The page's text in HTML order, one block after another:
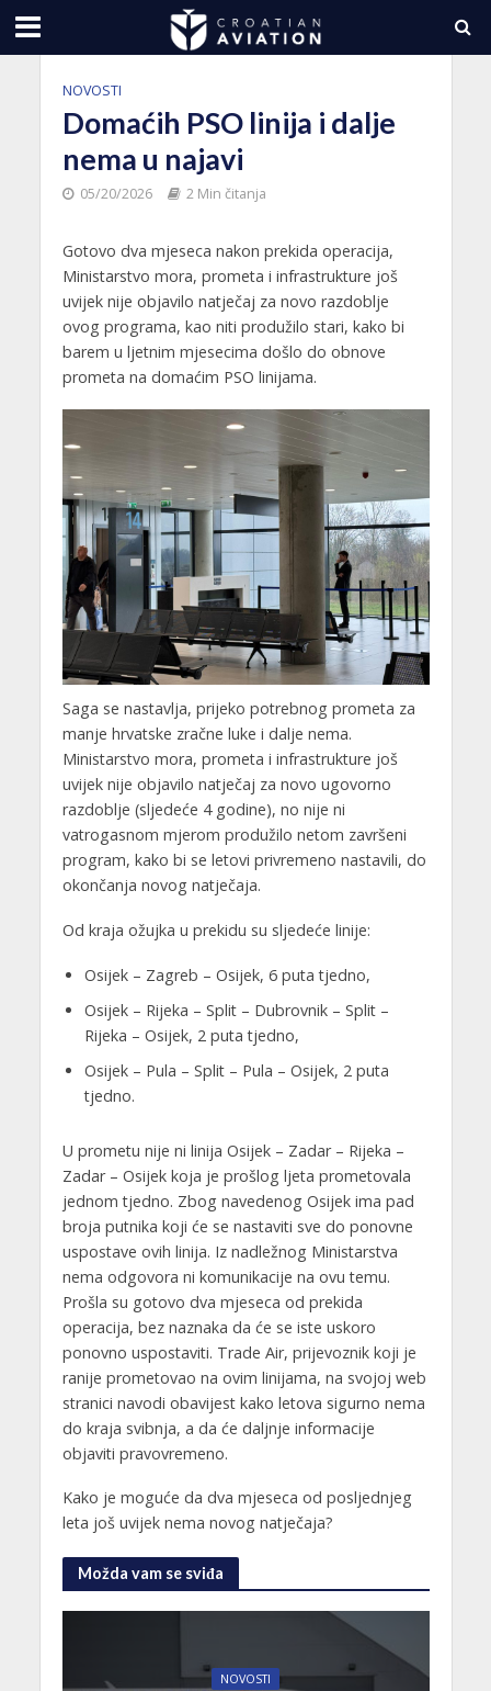
NOVOSTI
Domaćih PSO linija i dalje
nema u najavi
05/20/2026 2 Min čitanja
Gotovo dva mjeseca nakon prekida operacija,
Ministarstvo mora, prometa i infrastrukture još
uvijek nije objavilo natječaj za novo razdoblje
ovog programa, kao niti produžilo stari, kako bi
barem u ljetnim mjesecima došlo do obnove
prometa na domaćim PSO linijama.
Saga se nastavlja, prijeko potrebnog prometa za
manje hrvatske zračne luke i dalje nema.
Ministarstvo mora, prometa i infrastrukture još
uvijek nije objavilo natječaj za novo ugovorno
razdoblje (sljedeće 4 godine), no nije ni
vatrogasnom mjerom produžilo netom završeni
program, kako bi se letovi privremeno nastavili, do
okončanja novog natječaja.
Od kraja ožujka u prekidu su sljedeće linije:
Osijek – Zagreb – Osijek, 6 puta tjedno,
Osijek – Rijeka – Split – Dubrovnik – Split –
Rijeka – Osijek, 2 puta tjedno,
Osijek – Pula – Split – Pula – Osijek, 2 puta
tjedno.
U prometu nije ni linija Osijek – Zadar – Rijeka –
Zadar – Osijek koja je prošlog ljeta prometovala
jednom tjedno. Zbog navedenog Osijek ima pad
broja putnika koji će se nastaviti sve do ponovne
uspostave ovih linija. Iz nadležnog Ministarstva
nema odgovora ni komunikacije na ovu temu.
Prošla su gotovo dva mjeseca od prekida
operacija, bez naznaka da će se iste uskoro
ponovno uspostaviti. Trade Air, prijevoznik koji je
ranije prometovao na ovim linijama, na svojoj web
stranici navodi obavijest kako letova sigurno nema
do kraja svibnja, a da će daljnje informacije
objaviti pravovremeno.
Kako je moguće da dva mjeseca od posljednjeg
leta još uvijek nema novog natječaja?
Možda vam se sviđa
NOVOSTI